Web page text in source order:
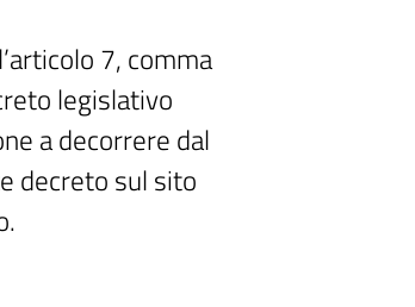
7, comma
legislativo
a decorrere dal
decreto sul sito